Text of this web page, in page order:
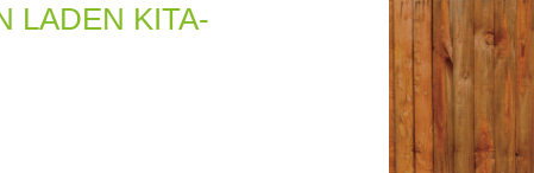
LADEN KITA-